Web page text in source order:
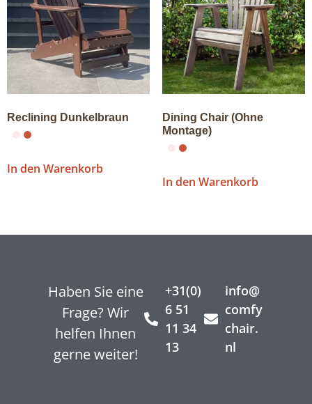
Reclining Dunkelbraun
In den Warenkorb
Dining Chair (Ohne
Montage)
In den Warenkorb
Haben Sie eine
Frage? Wir
helfen Ihnen
gerne weiter!
+31(0)
6 51
11 34
13
info@
comfy
chair.
nl